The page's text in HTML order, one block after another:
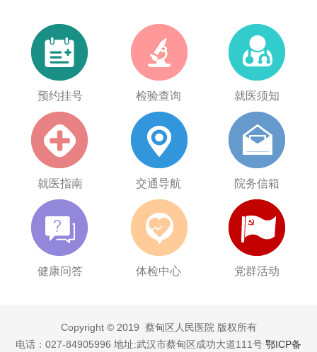
预约挂号 检验查询 就医须知
就医指南 交通导航 院务信箱
健康问答 体检中心 党群活动
Copyright © 2019 蔡甸区人民医院 版权所有
电话：027-84905996 地址:武汉市蔡甸区成功大道111号 鄂ICP备